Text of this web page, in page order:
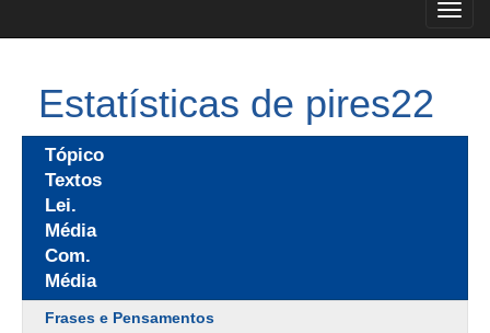
Estatísticas de pires22
Tópico
Textos
Lei.
Média
Com.
Média
Frases e Pensamentos